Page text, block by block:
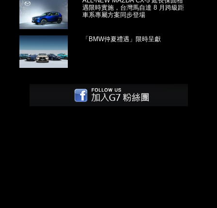
遇限時實施，台灣馬自達 8 月跨級距
車系專屬方案同步登場
「BMW仲夏禮遇」限時呈獻